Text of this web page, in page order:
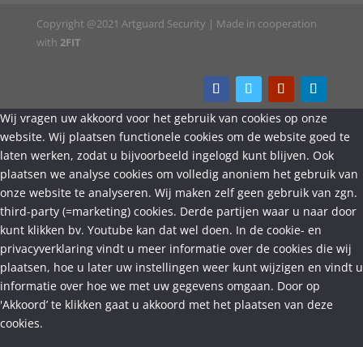
Copyright @2021 Artguard Security | Made in cooperation
with 2FIT
Wij vragen uw akkoord voor het gebruik van cookies op onze
website. Wij plaatsen functionele cookies om de website goed te
laten werken, zodat u bijvoorbeeld ingelogd kunt blijven. Ook
plaatsen we analyse cookies om volledig anoniem het gebruik van
onze website te analyseren. Wij maken zelf geen gebruik van zgn.
third-party (=marketing) cookies. Derde partijen waar u naar door
kunt klikken bv. Youtube kan dat wel doen. In de cookie- en
privacyverklaring vindt u meer informatie over de cookies die wij
plaatsen, hoe u later uw instellingen weer kunt wijzigen en vindt u
informatie over hoe we met uw gegevens omgaan. Door op
'Akkoord’ te klikken gaat u akkoord met het plaatsen van deze
cookies.